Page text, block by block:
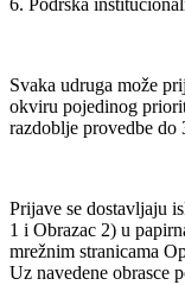
6. Podrška
Svaka udruga može
okviru pojedinog
razdoblje provedbe do
Prijave se dostavljaju
1 i Obrazac 2) u
mrežnim stranicama
Uz navedene obrasce